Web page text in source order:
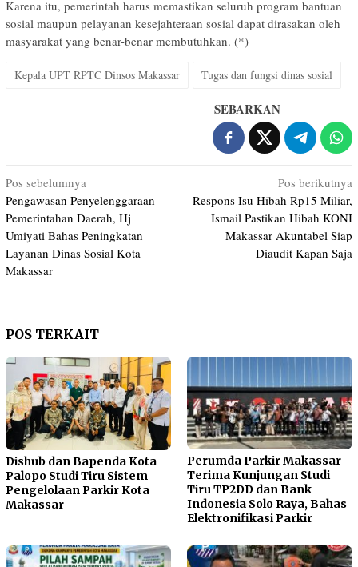
Karena itu, pemerintah harus memastikan seluruh program bantuan
sosial maupun pelayanan kesejahteraan sosial dapat dirasakan oleh
masyarakat yang benar-benar membutuhkan. (*)
Kepala UPT RPTC Dinsos Makassar Tugas dan fungsi dinas sosial
SEBARKAN
Navigasi
pos
Pos sebelumnya
Pengawasan Penyelenggaraan
Pemerintahan Daerah, Hj
Umiyati Bahas Peningkatan
Layanan Dinas Sosial Kota
Makassar
Pos berikutnya
Respons Isu Hibah Rp15 Miliar,
Ismail Pastikan Hibah KONI
Makassar Akuntabel Siap
Diaudit Kapan Saja
POS TERKAIT
Dishub dan Bapenda Kota
Palopo Studi Tiru Sistem
Pengelolaan Parkir Kota
Makassar
Perumda Parkir Makassar
Terima Kunjungan Studi
Tiru TP2DD dan Bank
Indonesia Solo Raya, Bahas
Elektronifikasi Parkir